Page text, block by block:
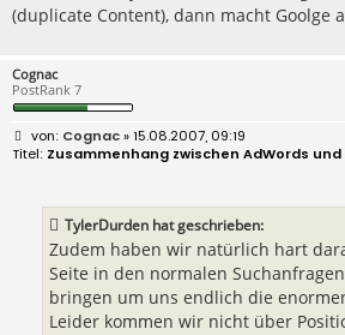
(duplicate Content), dann macht Goolge
Cognac
PostRank 7
B
e
Cognac» 15.08.2007, 09:19
Zusammenhang zwischen AdWords und
TylerDurden hat geschrieben:
Zudem haben wir natürlich hart
Seite in den normalen
bringen um uns endlich die
Leider kommen wir nicht über